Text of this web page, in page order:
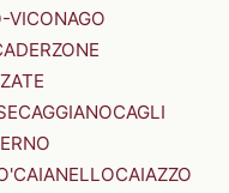
VICONAGO
CAGGIANOCAGLI
CAIANELLOCAIAZZO